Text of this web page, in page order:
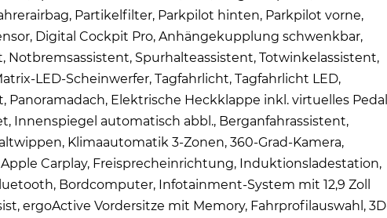
Partikelfilter, Parkpilot hinten, Parkpilot vorne,
Digital Cockpit Pro, Anhängekupplung schwenkbar,
Notbremsassistent, Spurhalteassistent, Totwinkelassistent,
LED-Scheinwerfer, Tagfahrlicht, Tagfahrlicht LED,
Panoramadach, Elektrische Heckklappe inkl. virtuelles
Innenspiegel automatisch abbl., Berganfahrassistent,
Klimaautomatik 3-Zonen, 360-Grad-Kamera,
Carplay, Freisprecheinrichtung, Induktionsladestation,
Bordcomputer, Infotainment-System mit 12,9 Zoll
ergoActive Vordersitze mit Memory, Fahrprofilauswahl,